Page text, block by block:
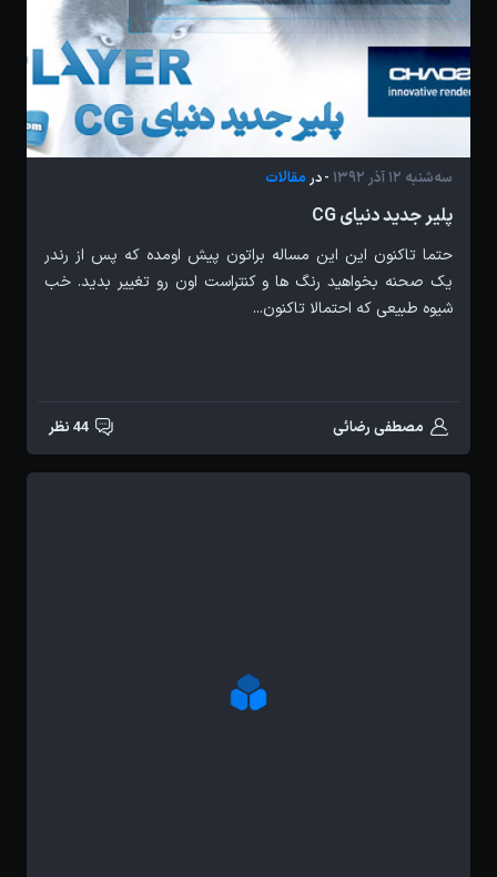
سه‌شنبه 12 آذر 1392 - در مقالات
پلیر جدید دنیای CG
حتما تاکنون این این مساله براتون پیش اومده که پس از رندر
یک صحنه بخواهید رنگ ها و کنتراست اون رو تغییر بدید. خب
شیوه طبیعی که احتمالا تاکنون...
مصطفی رضائی 44 نظر